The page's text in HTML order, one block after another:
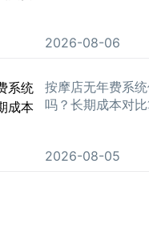
2026-08-06
按摩店无年费系
吗？长期成本对
2026-08-05